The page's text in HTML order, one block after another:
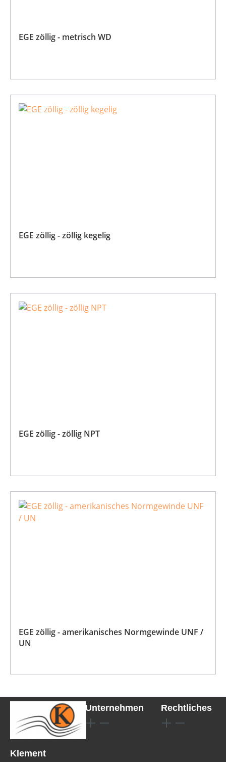
EGE zöllig - metrisch WD
EGE zöllig - zöllig kegelig
EGE zöllig - zöllig NPT
EGE zöllig - amerikanisches Normgewinde UNF /
UN
Klement
Unternehmen Rechtliches